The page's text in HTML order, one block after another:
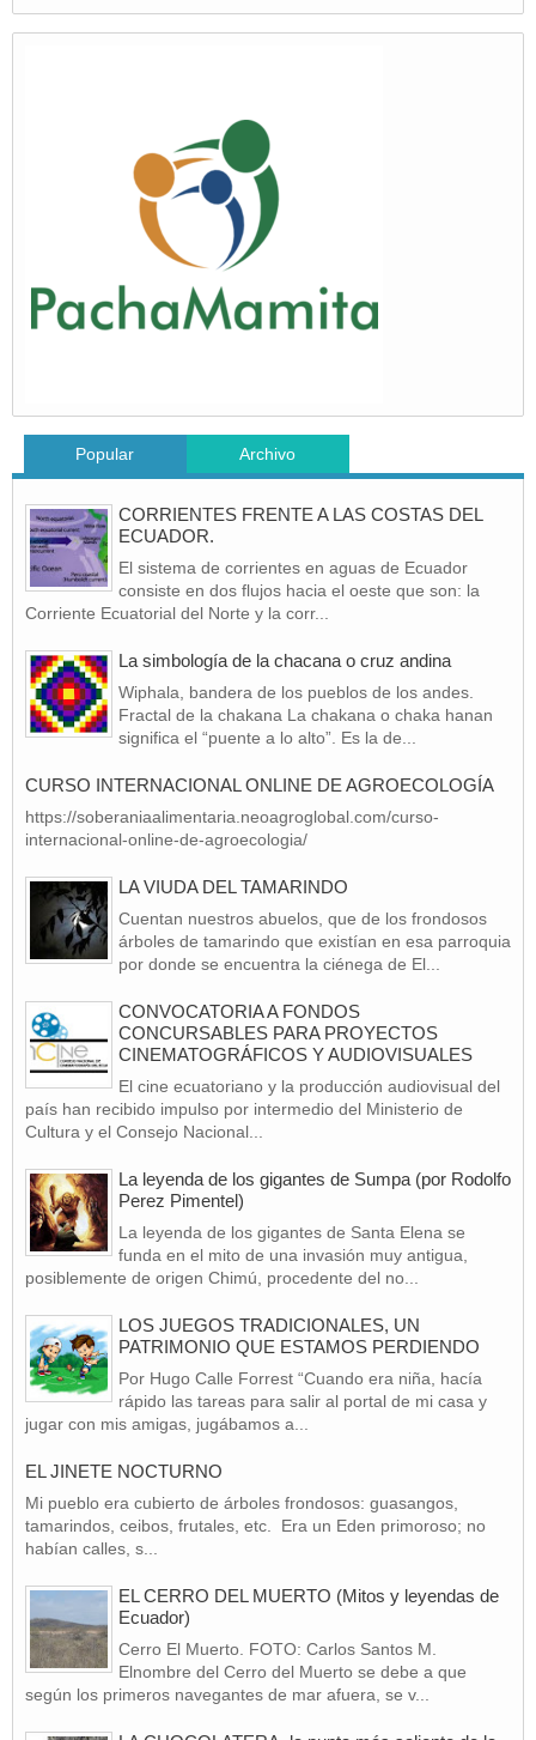
Popular Archivo
CORRIENTES FRENTE A LAS COSTAS DEL
ECUADOR.
El sistema de corrientes en aguas de Ecuador
consiste en dos flujos hacia el oeste que son: la
Corriente Ecuatorial del Norte y la corr...
La simbología de la chacana o cruz andina
Wiphala, bandera de los pueblos de los andes.
Fractal de la chakana La chakana o chaka hanan
significa el “puente a lo alto”. Es la de...
CURSO INTERNACIONAL ONLINE DE AGROECOLOGÍA
https://soberaniaalimentaria.neoagroglobal.com/curso-
internacional-online-de-agroecologia/
LA VIUDA DEL TAMARINDO
Cuentan nuestros abuelos, que de los frondosos
árboles de tamarindo que existían en esa parroquia
por donde se encuentra la ciénega de El...
CONVOCATORIA A FONDOS
CONCURSABLES PARA PROYECTOS
CINEMATOGRÁFICOS Y AUDIOVISUALES
El cine ecuatoriano y la producción audiovisual del
país han recibido impulso por intermedio del Ministerio de
Cultura y el Consejo Nacional...
La leyenda de los gigantes de Sumpa (por Rodolfo
Perez Pimentel)
La leyenda de los gigantes de Santa Elena se
funda en el mito de una invasión muy antigua,
posiblemente de origen Chimú, procedente del no...
LOS JUEGOS TRADICIONALES, UN
PATRIMONIO QUE ESTAMOS PERDIENDO
Por Hugo Calle Forrest “Cuando era niña, hacía
rápido las tareas para salir al portal de mi casa y
jugar con mis amigas, jugábamos a...
EL JINETE NOCTURNO
Mi pueblo era cubierto de árboles frondosos: guasangos,
tamarindos, ceibos, frutales, etc. Era un Eden primoroso; no
habían calles, s...
EL CERRO DEL MUERTO (Mitos y leyendas de
Ecuador)
Cerro El Muerto. FOTO: Carlos Santos M.
Elnombre del Cerro del Muerto se debe a que
según los primeros navegantes de mar afuera, se v...